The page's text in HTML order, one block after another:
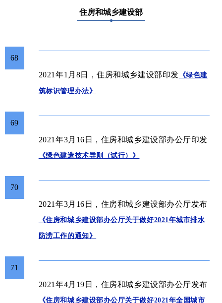
住房和城乡建设部
68
2021年1月8日，住房和城乡建设部印发 《绿色建
筑标识管理办法》
69
2021年3月16日，住房和城乡建设部办公厅印发
《绿色建造技术导则（试行）》
70
2021年3月16日，住房和城乡建设部办公厅发布
《住房和城乡建设部办公厅关于做好2021年城市排水
防涝工作的通知》
71
2021年4月19日，住房和城乡建设部办公厅发布
《住房和城乡建设部办公厅关于做好2021年全国城市